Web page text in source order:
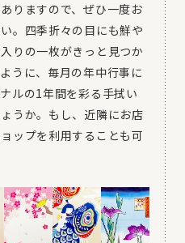
りますので、ぜひ一度お
。四季折々の目にも鮮や
りの一枚がきっと見つか
うに、毎月の年中行事に
ルの1年間を彩る手拭い
うか。もし、近隣にお店
ップを利用することも可